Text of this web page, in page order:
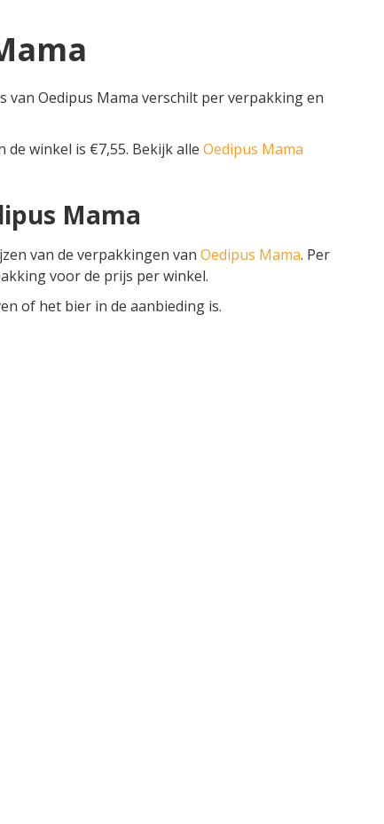
van Oedipus Mama verschilt per verpakking en
de winkel is €7,55. Bekijk alle Oedipus Mama
Mama
van de verpakkingen van Oedipus Mama. Per
voor de prijs per winkel.
of het bier in de aanbieding is.